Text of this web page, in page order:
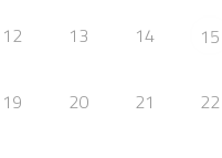
12 13 14 15
19 20 21 22